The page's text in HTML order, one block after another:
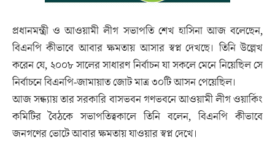
প্রধানমন্ত্রী ও আওয়ামী লীগ সভাপতি শেখ হাসিনা আজ বলেছেন,
বিএনপি কীভাবে আবার ক্ষমতায় আসার স্বপ্ন দেখছে। তিনি উল্লেখ
করেন যে, ২০০৮ সালের সাধারণ নির্বাচন যা সকলে মেনে নিয়েছিল সে
নির্বাচনে বিএনপি-জামায়াত জোট মাত্র ৩০টি আসন পেয়েছিল।
আজ সন্ধ্যায় তার সরকারি বাসভবন গণভবনে আওয়ামী লীগ ওয়ার্কিং
কমিটির বৈঠকে সভাপতিত্বকালে তিনি বলেন, বিএনপি কীভাবে
জনগণের ভোটে আবার ক্ষমতায় যাওয়ার স্বপ্ন দেখে।